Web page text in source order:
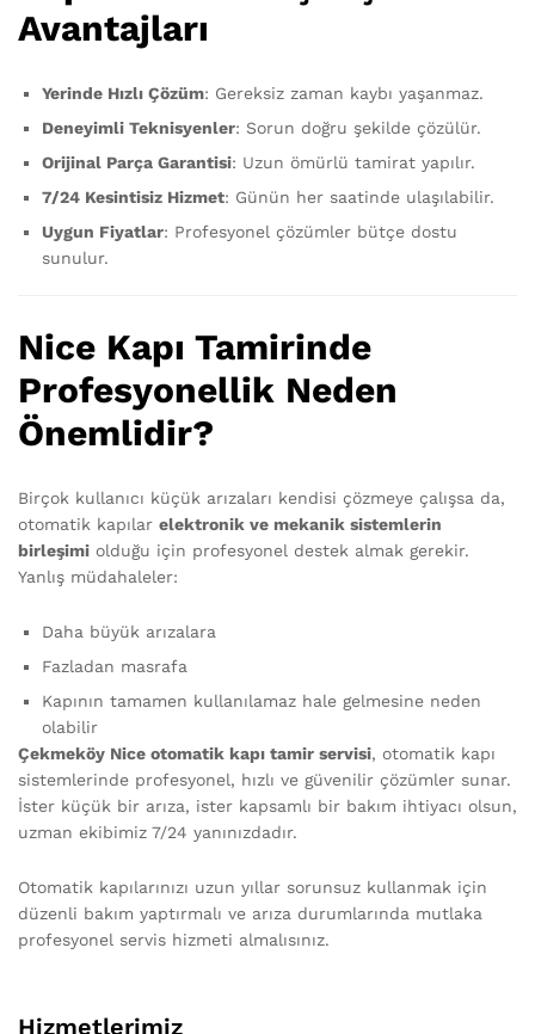
Avantajları
Yerinde Hızlı Çözüm: Gereksiz zaman kaybı yaşanmaz.
Deneyimli Teknisyenler: Sorun doğru şekilde çözülür.
Orijinal Parça Garantisi: Uzun ömürlü tamirat yapılır.
7/24 Kesintisiz Hizmet: Günün her saatinde ulaşılabilir.
Uygun Fiyatlar: Profesyonel çözümler bütçe dostu
sunulur.
Nice Kapı Tamirinde
Profesyonellik Neden
Önemlidir?
Birçok kullanıcı küçük arızaları kendisi çözmeye çalışsa da,
otomatik kapılar elektronik ve mekanik sistemlerin
birleşimi olduğu için profesyonel destek almak gerekir.
Yanlış müdahaleler:
Daha büyük arızalara
Fazladan masrafa
Kapının tamamen kullanılamaz hale gelmesine neden
olabilir
Çekmeköy Nice otomatik kapı tamir servisi, otomatik kapı
sistemlerinde profesyonel, hızlı ve güvenilir çözümler sunar.
İster küçük bir arıza, ister kapsamlı bir bakım ihtiyacı olsun,
uzman ekibimiz 7/24 yanınızdadır.
Otomatik kapılarınızı uzun yıllar sorunsuz kullanmak için
düzenli bakım yaptırmalı ve arıza durumlarında mutlaka
profesyonel servis hizmeti almalısınız.
Hizmetlerimiz